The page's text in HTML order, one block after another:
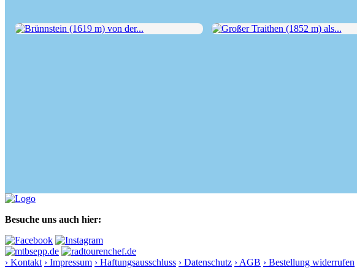
Besuche uns auch hier:
› Kontakt › Impressum › Haftungsausschluss › Datenschutz › AGB › Bestellung widerrufen